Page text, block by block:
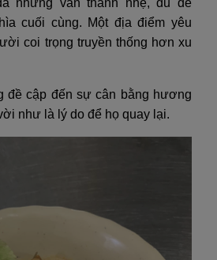
nhưng vẫn thanh nhẹ, đủ để
cuối cùng. Một địa điểm yêu
coi trọng truyền thống hơn xu
đề cập đến sự cân bằng hương
như là lý do để họ quay lại.